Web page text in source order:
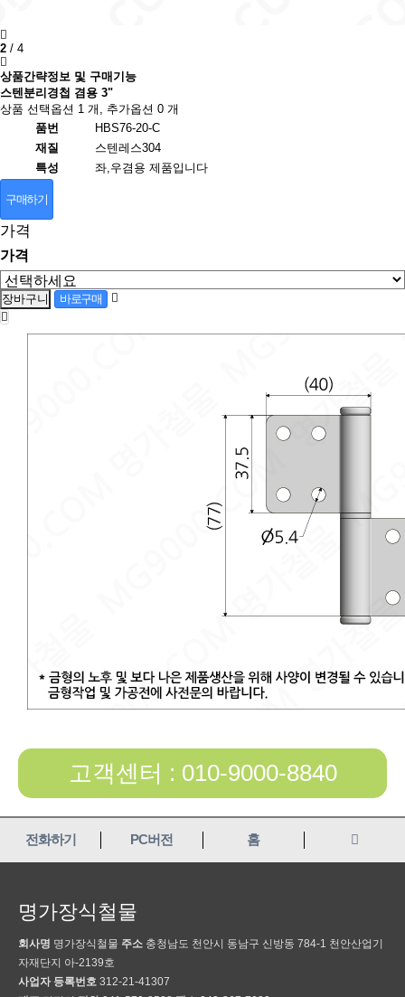
2 / 4
상품간략정보 및 구매기능
스텐분리경첩 겸용 3"
상품 선택옵션 1 개, 추가옵션 0 개
품번
HBS76-20-C
재질
스텐레스304
특성
좌,우겸용 제품입니다
구매하기
가격
가격
고객센터 : 010-9000-8840
전화하기 PC버전 홈
명가장식철물
회사명 명가장식철물 주소 충청남도 천안시 동남구 신방동 784-1 천안산업기
자재단지 아-2139호
사업자 등록번호 312-21-41307